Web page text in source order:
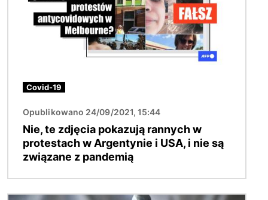
Covid-19
Opublikowano 24/09/2021, 15:44
Nie, te zdjęcia pokazują rannych w
protestach w Argentynie i USA, i nie są
związane z pandemią